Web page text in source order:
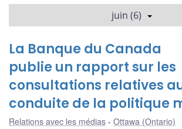
juin (6)
La Banque du Canada
publie un rapport sur les
consultations relatives
conduite de la politique
Relations avec les médias Ottawa (Ontario)